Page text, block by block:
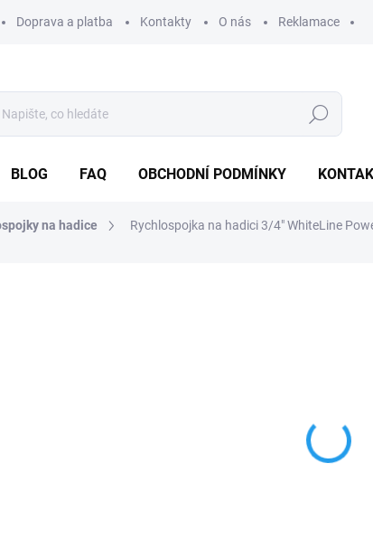
Doprava a platba Kontakty O nás Reklamace
Hledat
BLOG FAQ OBCHODNÍ PODMÍNKY
na hadice Rychlospojka na hadici 3/4" WhiteLine